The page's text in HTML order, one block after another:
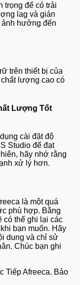
trọng để có trải
lag và gián
ảnh hưởng đến
trên thiết bị của
lượng cao có
Lượng Tốt
cài đặt độ
Studio để đạt
hãy nhớ rằng
xử lý hơn.
là một quá
phù hợp. Bằng
có thể ghi lại các
bạn muốn. Hãy
dung và chỉ sử
Chúc bạn ghi
Tiếp Afreeca. Bảo